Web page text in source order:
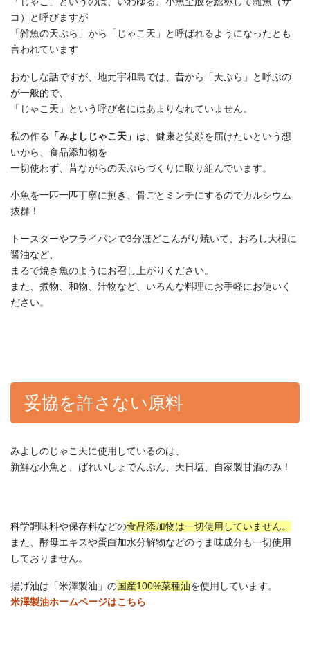
コ）と呼びますが
「雑魚の天ぷら」から「じゃこ天」と呼ばれるようになったとも
言われています
おかしな話ですが、地元宇和島では、昔から「天ぷら」と呼ぶの
が一般的で、
「じゃこ天」という呼び名にはあまりなれていません。
私の作る 「みよしじゃこ天」 は、健康と笑顔を届けたいという想
いから、食品添加物を
一切使わず、昔ながらの天ぷらづくりに取り組んでいます。
小魚を一匹一匹丁寧に捌き、骨ごとミンチにするのでカルシウム
抜群！
トースターやフライパンで3分ほどこんがり焼いて、おろし大根に
醤油など、
まるで焼き魚のようにお召し上がりください。
また、煮物、和物、汁物など、いろんな料理にお手軽にお使いく
ださい。
妥協を許さない原料
みよしのじゃこ天に使用しているのは、
新鮮な小魚と、ばれいしょでんぷん、天日塩、自家製甘酒のみ！
科学調味料や保存料などの食品添加物は一切使用していません。
また、酵母エキスや蛋白加水分解物などのうま味成分も一切使用
しておりません。
揚げ油は「米澤製油」の国産100%菜種油を使用しています。
米澤製油ホームページはこちら